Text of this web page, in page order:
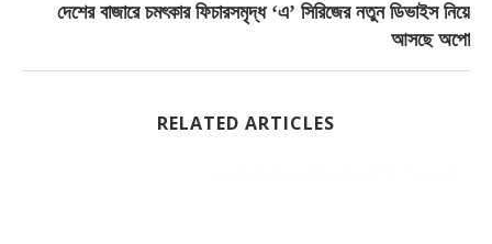
দেশের বাজারে চমৎকার ফিচারসমৃদ্ধ ‘এ’ সিরিজের নতুন ডিভাইস নিয়ে
আসছে অপো
RELATED ARTICLES